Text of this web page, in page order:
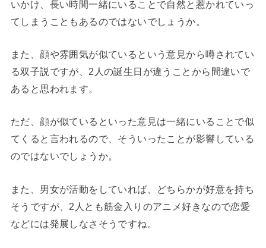
いかけ、長い時間一緒にいることで自然と惹かれていっ
てしまうこともあるのではないでしょうか。
また、顔や雰囲気が似ているという意見から噂されてい
る双子説ですが、2人の誕生日が違うことから間違いで
あると思われます。
ただ、顔が似ているといった意見は一緒にいることで似
てくると言われるので、そういったことが影響している
のではないでしょうか。
また、男女が活動をしていれば、どちらかが好意を持ち
そうですが、2人とも筋金入りのアニメ好きなので恋愛
などには発展しなさそうですね。